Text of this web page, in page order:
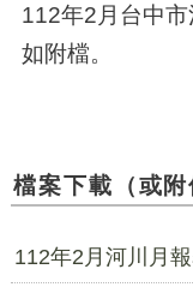
112年2月台中
如附檔。
檔案下載（或附
112年2月河川月